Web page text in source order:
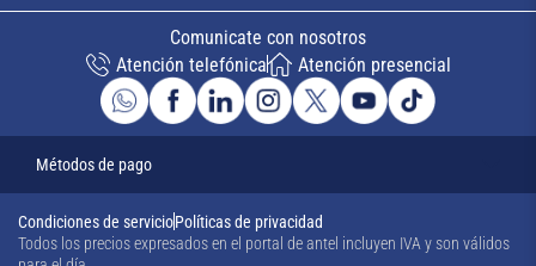
Comunicate con nosotros
Atención telefónica
Atención presencial
Métodos de pago
Todos los precios expresados en el portal de antel incluyen IVA y son válidos
Condiciones de servicioPolíticas de privacidad